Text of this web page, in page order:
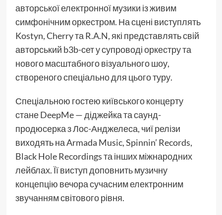
авторської електронної музики із живим
симфонічним оркестром. На сцені виступлять
Kostyn, Cherry та R.A.N, які представлять свій
авторський b3b-сет у супроводі оркестру та
нового масштабного візуального шоу,
створеного спеціально для цього туру.
Спеціальною гостею київського концерту
стане DeepMe — діджейка та саунд-
продюсерка з Лос-Анджелеса, чиї релізи
виходять на Armada Music, Spinnin’ Records,
Black Hole Recordings та інших міжнародних
лейблах. Її виступ доповнить музичну
концепцію вечора сучасним електронним
звучанням світового рівня.